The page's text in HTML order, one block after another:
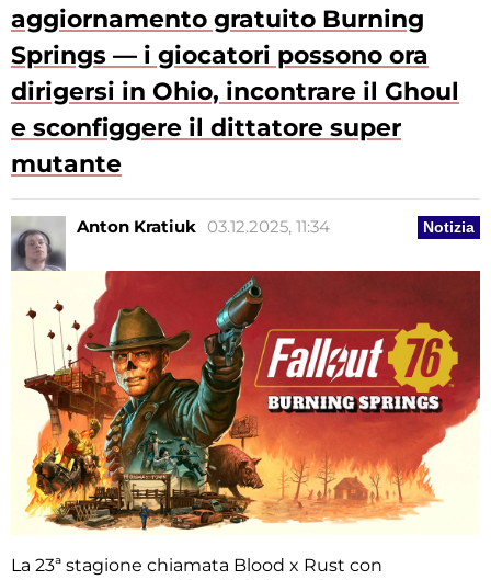
aggiornamento gratuito Burning
Springs — i giocatori possono ora
dirigersi in Ohio, incontrare il Ghoul
e sconfiggere il dittatore super
mutante
Notizia
Anton Kratiuk 03.12.2025, 11:34
La 23ª stagione chiamata Blood x Rust con